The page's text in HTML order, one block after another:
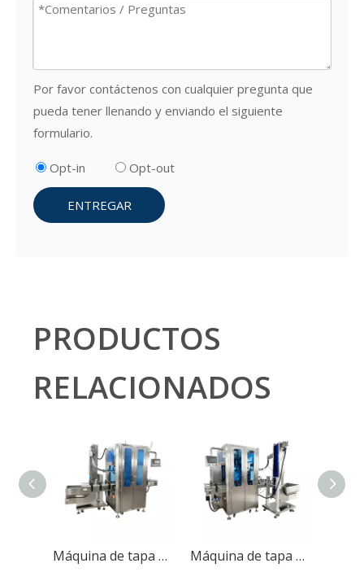
Por favor contáctenos con cualquier pregunta que
pueda tener llenando y enviando el siguiente
formulario.
Opt-in Opt-out
ENTREGAR
PRODUCTOS
RELACIONADOS
Máquina de tapa de botella automática Máquina de tapa de seguimiento automático